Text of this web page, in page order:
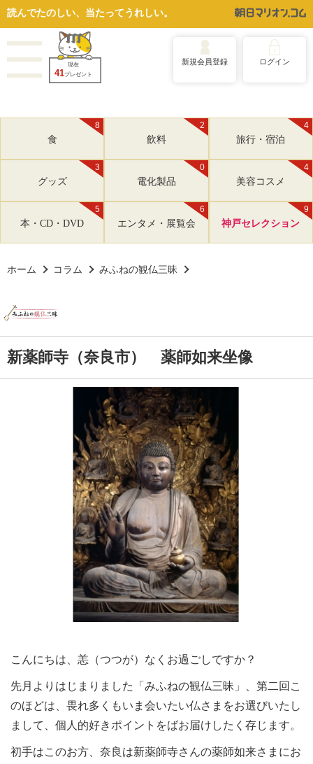
読んでたのしい、当たってうれしい。
現在
41プレゼント
新規会員登録 ログイン
8
食
2
飲料
4
旅行・宿泊
3
グッズ
0
電化製品
4
美容コスメ
5
本・CD・DVD
6
エンタメ・展覧会
9
神戸セレクション
ホーム コラム みふねの観仏三昧
新薬師寺（奈良市） 薬師如来坐像
こんにちは、恙（つつが）なくお過ごしですか？
先月よりはじまりました「みふねの観仏三昧」、第二回こ
のほどは、畏れ多くもいま会いたい仏さまをお選びいたし
まして、個人的好きポイントをばお届けしたく存じます。
初手はこのお方、奈良は新薬師寺さんの薬師如来さまにお